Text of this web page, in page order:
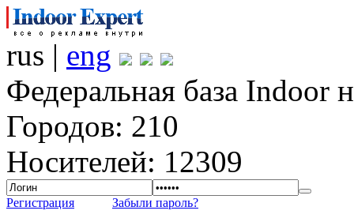
rus | eng
Федеральная база Indoor
Городов: 210
Носителей: 12309
Регистрация Забыли пароль?